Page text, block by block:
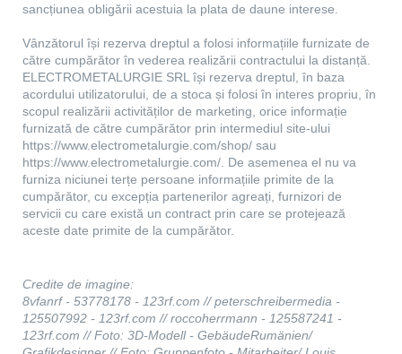
sancțiunea obligării acestuia la plata de daune interese.
Vânzătorul își rezerva dreptul a folosi informațiile furnizate de
către cumpărător în vederea realizării contractului la distanță.
ELECTROMETALURGIE SRL își rezerva dreptul, în baza
acordului utilizatorului, de a stoca și folosi în interes propriu, în
scopul realizării activităților de marketing, orice informație
furnizată de către cumpărător prin intermediul site-ului
https://www.electrometalurgie.com/shop/ sau
https://www.electrometalurgie.com/. De asemenea el nu va
furniza niciunei terțe persoane informațiile primite de la
cumpărător, cu excepția partenerilor agreați, furnizori de
servicii cu care există un contract prin care se protejează
aceste date primite de la cumpărător.
Credite de imagine:
8vfanrf - 53778178 - 123rf.com // peterschreibermedia -
125507992 - 123rf.com // roccoherrmann - 125587241 -
123rf.com // Foto: 3D-Modell - GebäudeRumänien/